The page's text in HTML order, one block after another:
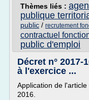
Thèmes liés :
publique
public / recrutement
contractuel
public d'emploi
Décret n° 2017-
à l'exercice ...
Application de
2016.